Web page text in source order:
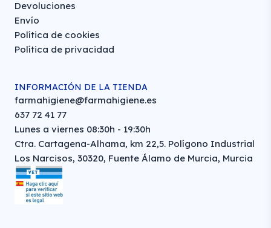
Devoluciones
Envío
Política de cookies
Política de privacidad
INFORMACIÓN DE LA TIENDA
farmahigiene@farmahigiene.es
637 72 41 77
Lunes a viernes 08:30h - 19:30h
Ctra. Cartagena-Alhama, km 22,5. Polígono Industrial
Los Narcisos, 30320, Fuente Álamo de Murcia, Murcia